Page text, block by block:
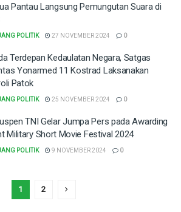
Pantau Langsung Pemungutan Suara di
POLITIK 27 NOVEMBER 2024 0
Terdepan Kedaulatan Negara, Satgas
Yonarmed 11 Kostrad Laksanakan
Patok
POLITIK 25 NOVEMBER 2024 0
TNI Gelar Jumpa Pers pada Awarding
Military Short Movie Festival 2024
POLITIK 9 NOVEMBER 2024 0
1 2